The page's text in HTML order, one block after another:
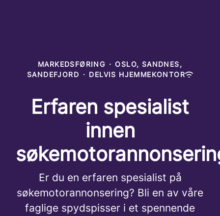
MARKEDSFØRING · OSLO, SANDNES,
SANDEFJORD · DELVIS HJEMMEKONTOR
Erfaren spesialist
innen
Er du en erfaren spesialist på
søkemotorannonsering? Bli en av våre
faglige spydspisser i et spennende